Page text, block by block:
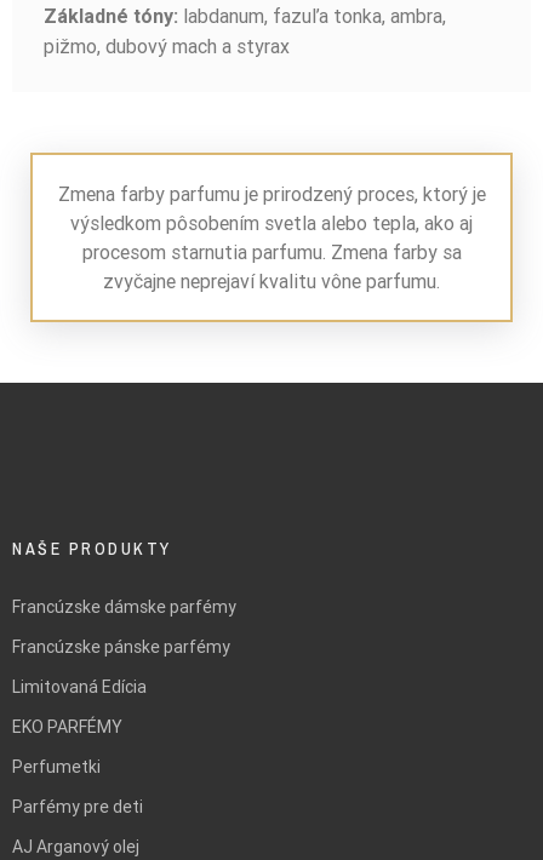
Základné tóny: labdanum, fazuľa tonka, ambra,
pižmo, dubový mach a styrax
Zmena farby parfumu je prirodzený proces, ktorý je
výsledkom pôsobením svetla alebo tepla, ako aj
procesom starnutia parfumu. Zmena farby sa
zvyčajne neprejaví kvalitu vône parfumu.
NAŠE PRODUKTY
Francúzske dámske parfémy
Francúzske pánske parfémy
Limitovaná Edícia
EKO PARFÉMY
Perfumetki
Parfémy pre deti
AJ Arganový olej